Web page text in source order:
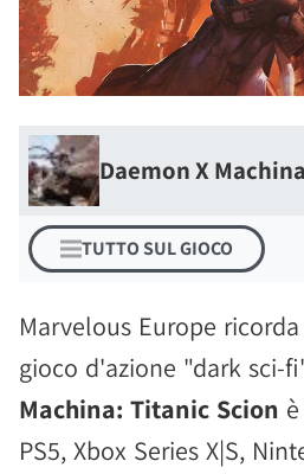
Daemon X
TUTTO SUL GIOCO
Marvelous Europe
gioco d'azione "dark sci-
Machina: Titanic Scion è
PS5, Xbox Series X|S,